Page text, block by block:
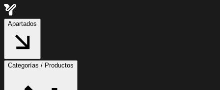
Apartados
Categorías / Productos